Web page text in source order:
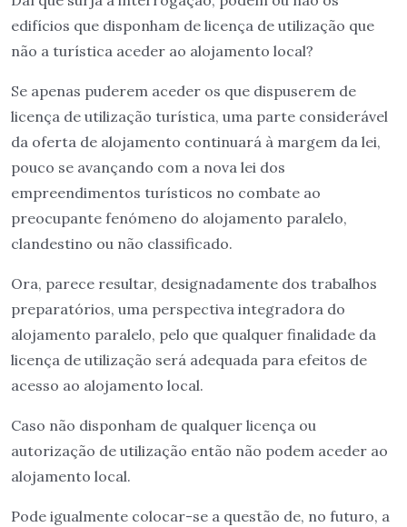
edifícios que disponham de licença de utilização que
não a turística aceder ao alojamento local?
Se apenas puderem aceder os que dispuserem de
licença de utilização turística, uma parte considerável
da oferta de alojamento continuará à margem da lei,
pouco se avançando com a nova lei dos
empreendimentos turísticos no combate ao
preocupante fenómeno do alojamento paralelo,
clandestino ou não classificado.
Ora, parece resultar, designadamente dos trabalhos
preparatórios, uma perspectiva integradora do
alojamento paralelo, pelo que qualquer finalidade da
licença de utilização será adequada para efeitos de
acesso ao alojamento local.
Caso não disponham de qualquer licença ou
autorização de utilização então não podem aceder ao
alojamento local.
Pode igualmente colocar-se a questão de, no futuro, a